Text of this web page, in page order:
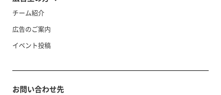
チーム紹介
広告のご案内
イベント投稿
お問い合わせ先